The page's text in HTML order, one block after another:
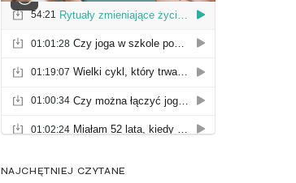
NAJCHĘTNIEJ CZYTANE